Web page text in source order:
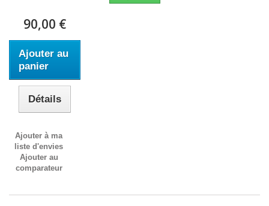
90,00 €
Ajouter au
panier
Détails
Ajouter à ma
liste d'envies
Ajouter au
comparateur